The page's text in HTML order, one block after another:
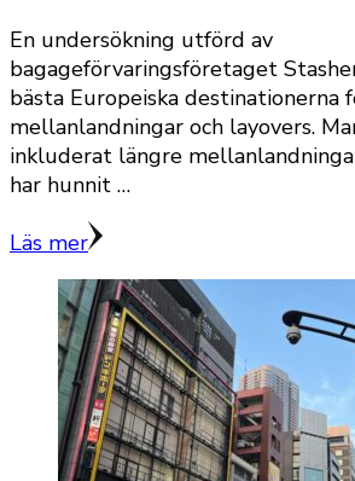
En undersökning utförd av
bagageförvaringsföretaget
bästa Europeiska destinationerna
mellanlandningar och layovers.
inkluderat längre
har hunnit …
Läs mer